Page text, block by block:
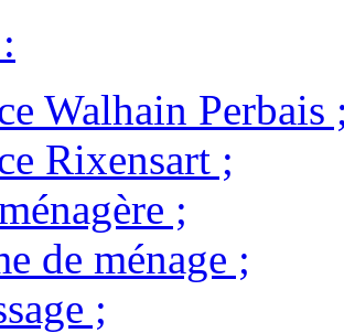
:
Walhain Perbais
Rixensart ;
;
de ménage ;
;